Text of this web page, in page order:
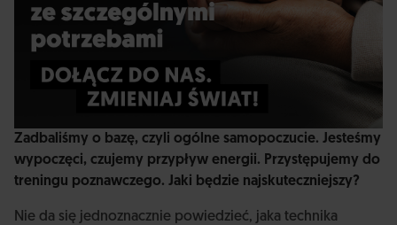
Zadbaliśmy o bazę, czyli ogólne samopoczucie. Jesteśmy
wypoczęci, czujemy przypływ energii. Przystępujemy do
treningu poznawczego. Jaki będzie najskuteczniejszy?
Nie da się jednoznacznie powiedzieć, jaka technika